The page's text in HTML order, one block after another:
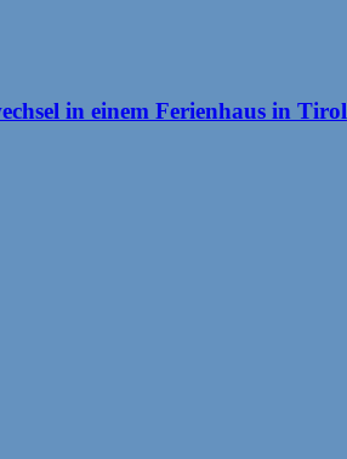
in einem Ferienhaus in Tirol